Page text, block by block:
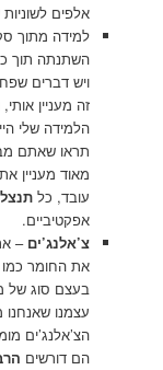
אלפים
למידה מתוך
השתנתה תוך
ויש דברים
זה מעניין
הלמידה שלי
תראו שאתם
מאוד מעניין
עובד, כל
אפקטיביים.
צ’אלנג’ים –
את החומר כמו
בעצם סוג של
עצמנו
הצ’אלנג’ים
הם דורשים